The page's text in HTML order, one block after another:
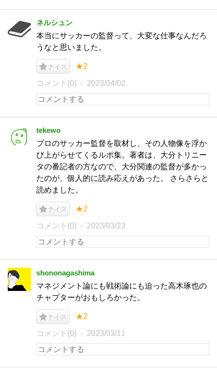
ネルシュン
本当にサッカーの監督って、大変な仕事なんだろ
うなと思いました。
ナイス ★2
コメント(0) 2023/04/02
tekewo
プロのサッカー監督を取材し、その人物像を浮か
び上がらせてくるルポ集。著者は、大分トリニー
タの番記者の方なので、大分関連の監督が多かっ
たのが、個人的に読み応えがあった。 さらさらと
読めました。
ナイス ★2
コメント(0) 2023/03/23
shononagashima
マネジメント論にも戦術論にも迫った高木琢也の
チャプターがおもしろかった。
ナイス ★2
コメント(0) 2023/03/11